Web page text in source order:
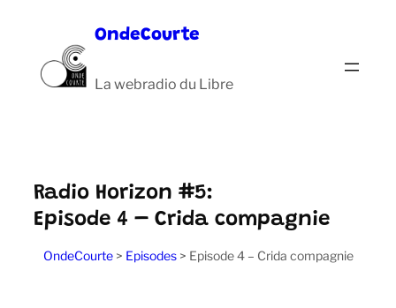
contenu
OndeCourte
La webradio du Libre
Radio Horizon #5:
Episode 4 – Crida compagnie
OndeCourte> Episodes> Episode 4 – Crida compagnie